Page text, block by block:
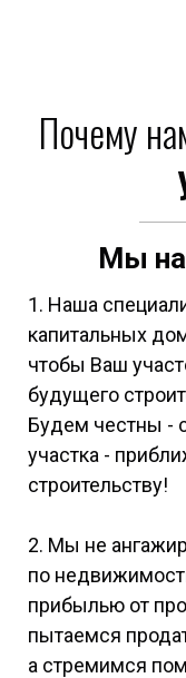
Почему
Мы на
1. Наша
капитальных
чтобы Ваш
будущего
Будем честны -
участка -
строительству!
2. Мы не
по
прибылью от
пытаемся
а стремимся